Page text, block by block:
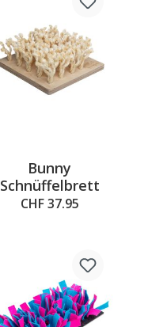
Bunny
Schnüffelbrett
CHF 37.95